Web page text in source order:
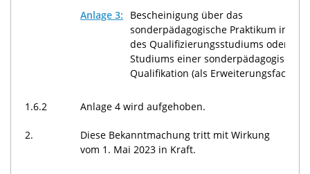
Anlage 3:
Bescheinigung über das
sonderpädagogische Praktikum im
des Qualifizierungsstudiums oder des
Studiums einer sonderpädagogischen
Qualifikation (als Erweiterungsfach)
1.6.2 Anlage 4 wird aufgehoben.
2.
Diese Bekanntmachung tritt mit Wirkung
vom 1. Mai 2023 in Kraft.